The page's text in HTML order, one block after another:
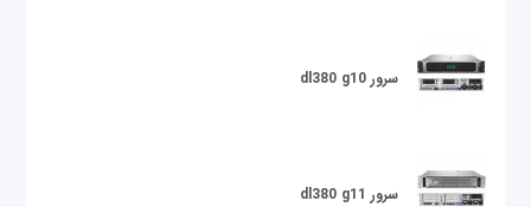
سرور dl380 g10
سرور dl380 g11